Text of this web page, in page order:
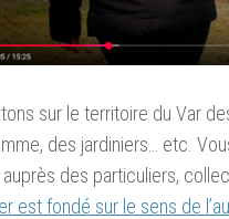
sur le territoire du Var
des jardiniers… etc.
auprès des particuliers,
est fondé sur le sens de